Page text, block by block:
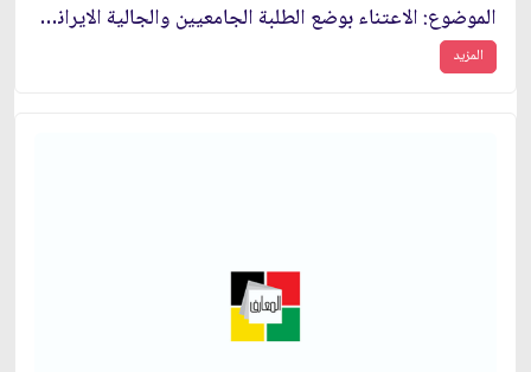
الموضوع: الاعتناء بوضع الطلبة الجامعيين والجالية الايرانية في أوروبا
المزيد